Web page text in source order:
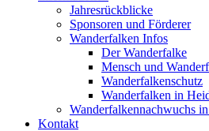
Jahresrückblicke
Sponsoren und Förderer
Wanderfalken Infos
Der Wanderfalke
Mensch und
Wanderfalkenschutz
Wanderfalken in
Wanderfalkennachwuchs
Kontakt